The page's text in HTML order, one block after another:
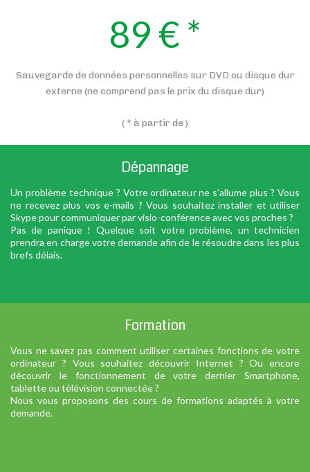
89 € *
Sauvegarde de données personnelles sur DVD ou disque dur
externe (ne comprend pas le prix du disque dur)
( * à partir de )
Dépannage
Un problème technique ? Votre ordinateur ne s’allume plus ? Vous
ne recevez plus vos e-mails ? Vous souhaitez installer et utiliser
Skype pour communiquer par visio-conférence avec vos proches ?
Pas de panique ! Quelque soit votre problème, un technicien
prendra en charge votre demande afin de le résoudre dans les plus
brefs délais.
Formation
Vous ne savez pas comment utiliser certaines fonctions de votre
ordinateur ? Vous souhaitez découvrir Internet ? Ou encore
découvrir le fonctionnement de votre dernier Smartphone,
tablette ou télévision connectée ?
Nous vous proposons des cours de formations adaptés à votre
demande.